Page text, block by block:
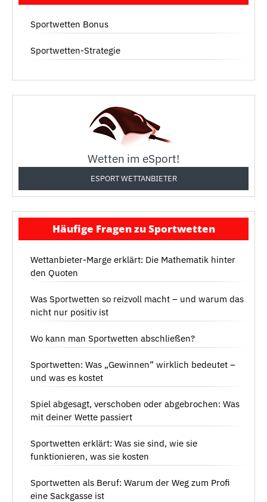
Sportwetten Bonus
Sportwetten-Strategie
Wetten im eSport!
ESPORT WETTANBIETER
Häufige Fragen zu Sportwetten
Wettanbieter-Marge erklärt: Die Mathematik hinter
den Quoten
Was Sportwetten so reizvoll macht – und warum das
nicht nur positiv ist
Wo kann man Sportwetten abschließen?
Sportwetten: Was „Gewinnen” wirklich bedeutet –
und was es kostet
Spiel abgesagt, verschoben oder abgebrochen: Was
mit deiner Wette passiert
Sportwetten erklärt: Was sie sind, wie sie
funktionieren, was sie kosten
Sportwetten als Beruf: Warum der Weg zum Profi
eine Sackgasse ist